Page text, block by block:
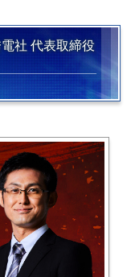
社 代表取締役